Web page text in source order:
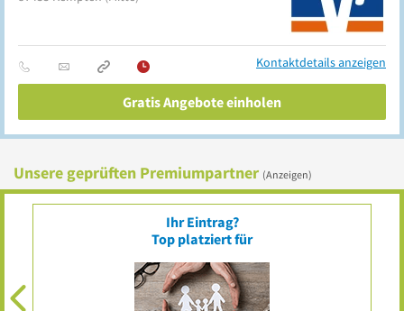
Kontaktdetails anzeigen
Gratis Angebote einholen
Unsere geprüften Premiumpartner (Anzeigen)
Ihr Eintrag?
Top platziert für